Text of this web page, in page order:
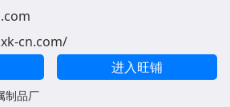
cn.com/
进入旺铺
制品厂